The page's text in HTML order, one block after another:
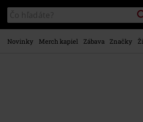
na
hlavný
obsah
Katalóg
vyhľadávania
Novinky Merch kapiel Zábava Značky